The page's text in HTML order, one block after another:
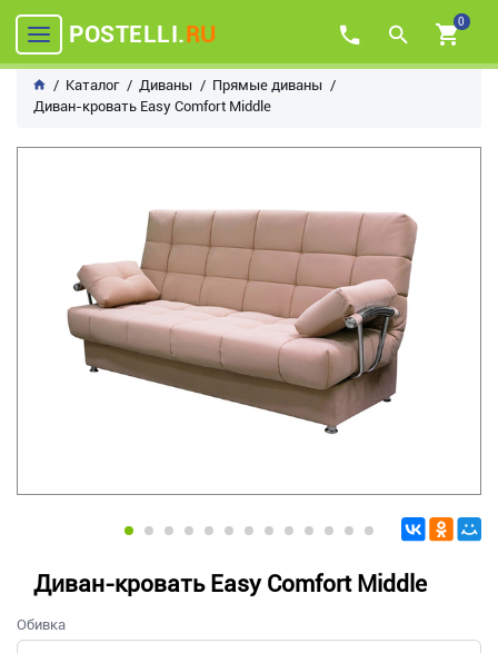
POSTELLI.RU 0
Каталог Диваны
Прямые диваны
Диван-кровать Easy Comfort Middle
Диван-кровать Easy Comfort Middle
Обивка